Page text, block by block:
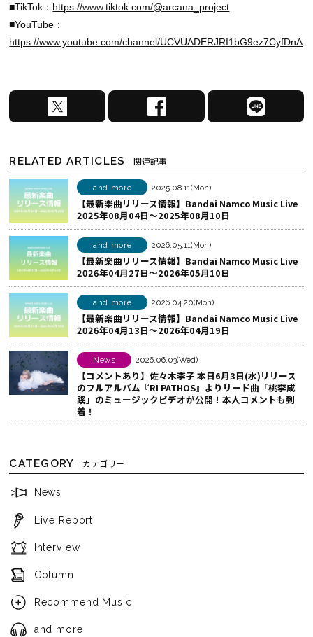
■TikTok： https://www.tiktok.com/@arcana_project
■YouTube：
https://www.youtube.com/channel/UCVUADERJRI1bG9ez7CyfDnA
X
で
ア
る
F
a
b
o
o
k
で
シ
ェ
ア
す
る
L
I
シ
ェ
ア
る
RELATED ARTICLES 関連記事
and more 2025.08.11(Mon)
【最新楽曲リリース情報】Bandai Namco Music Live
2025年08月04日～2025年08月10日
and more 2026.05.11(Mon)
【最新楽曲リリース情報】Bandai Namco Music Live
2026年04月27日～2026年05月10日
and more 2026.04.20(Mon)
【最新楽曲リリース情報】Bandai Namco Music Live
2026年04月13日～2026年04月19日
News 2026.06.03(Wed)
【コメントあり】佐々木李子 本日6月3日(水)リリース
のフルアルバム『RI PATHOS』よりリード曲「桃李成
蹊」のミュージックビデオが公開！本人コメントも到
着！
CATEGORY カテゴリー
News
Live Report
Interview
Column
Recommend Music
and more